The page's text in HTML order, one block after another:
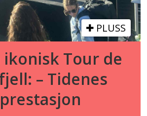
PLUSS
ikonisk Tour de
– Tidenes